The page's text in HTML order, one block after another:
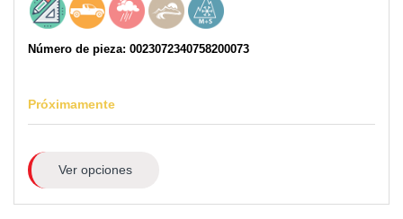
Número de pieza: 0023072340758200073
Próximamente
Ver opciones